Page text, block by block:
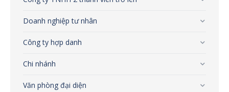
Doanh nghiệp tư nhân
Công ty hợp danh
Chi nhánh
Văn phòng đại diện